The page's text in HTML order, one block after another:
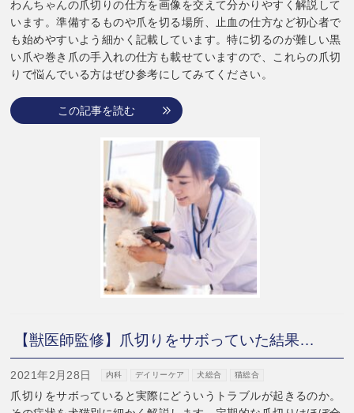
わんちゃんの爪切りの仕方を画像を交えて分かりやすく解説して
います。準備するものや爪を切る場所、止血の仕方など初心者で
も始めやすいよう細かく記載しています。特に切るのが難しい黒
い爪や巻き爪の手入れの仕方も載せていますので、これらの爪切
りで悩んでいる方はぜひ参考にしてみてください。
この記事を読む
【獣医師監修】爪切りをサボっていた結果…
2021年2月28日 内科 デイリーケア 犬総合 猫総合
爪切りをサボっていると実際にどういうトラブルが起きるのか。